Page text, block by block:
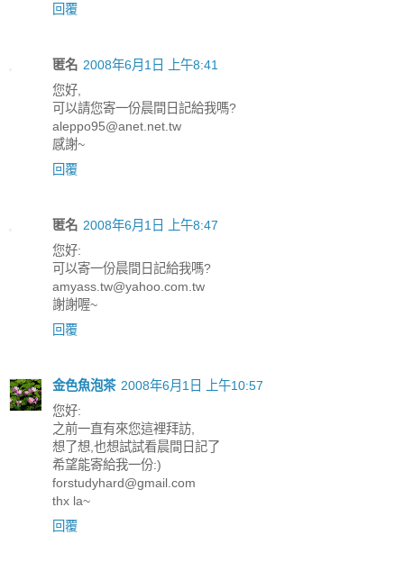
回覆
匿名 2008年6月1日 上午8:41
您好,
可以請您寄一份晨間日記給我嗎?
aleppo95@anet.net.tw
感謝~
回覆
匿名 2008年6月1日 上午8:47
您好:
可以寄一份晨間日記給我嗎?
amyass.tw@yahoo.com.tw
謝謝喔~
回覆
金色魚泡茶 2008年6月1日 上午10:57
您好:
之前一直有來您這裡拜訪,
想了想,也想試試看晨間日記了
希望能寄給我一份:)
forstudyhard@gmail.com
thx la~
回覆